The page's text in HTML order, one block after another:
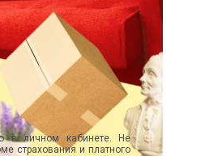
в личном кабинете. Не
страхования и платного